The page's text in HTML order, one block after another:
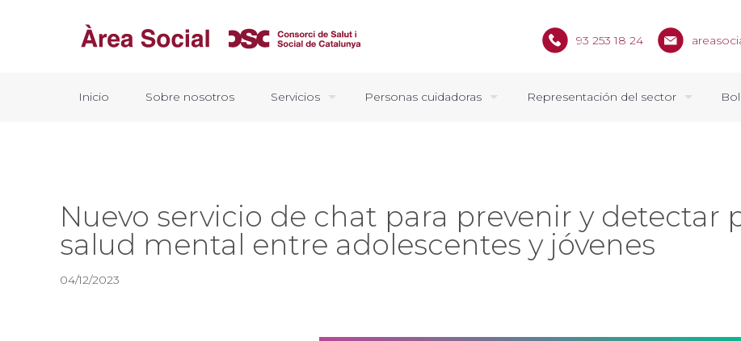
Inicio Sobre nosotros Servicios Personas cuidadoras Representación del sector
93 253 18 24
Nuevo servicio de chat para prevenir y detectar
salud mental entre adolescentes y jóvenes
04/12/2023